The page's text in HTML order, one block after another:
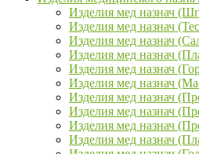
Изделия мед назнач
Изделия мед назнач
Изделия мед назнач
Изделия мед назнач
Изделия мед назнач
Изделия мед назнач
Изделия мед назнач
Изделия мед назнач
Изделия мед назнач
Изделия мед назнач